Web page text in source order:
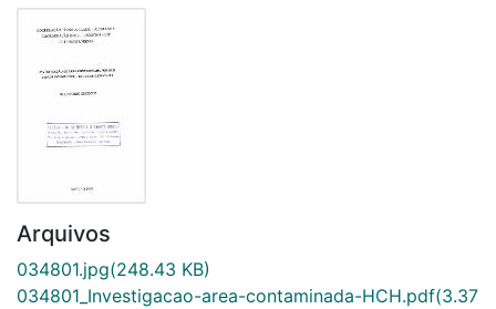
Arquivos
034801.jpg(248.43 KB)
034801_Investigacao-area-contaminada-HCH.pdf(3.37